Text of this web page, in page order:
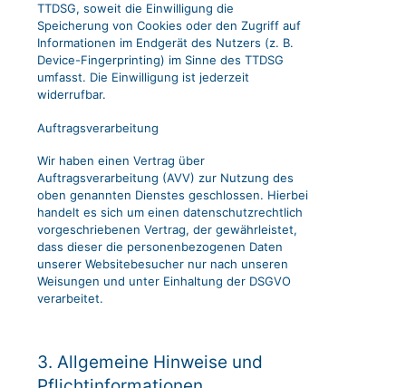
TTDSG, soweit die Einwilligung die
Speicherung von Cookies oder den Zugriff auf
Informationen im Endgerät des Nutzers (z. B.
Device-Fingerprinting) im Sinne des TTDSG
umfasst. Die Einwilligung ist jederzeit
widerrufbar.
Auftragsverarbeitung
Wir haben einen Vertrag über
Auftragsverarbeitung (AVV) zur Nutzung des
oben genannten Dienstes geschlossen. Hierbei
handelt es sich um einen datenschutzrechtlich
vorgeschriebenen Vertrag, der gewährleistet,
dass dieser die personenbezogenen Daten
unserer Websitebesucher nur nach unseren
Weisungen und unter Einhaltung der DSGVO
verarbeitet.
3. Allgemeine Hinweise und